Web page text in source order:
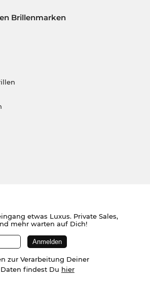
Brillenmarken
etwas Luxus. Private Sales,
mehr warten auf Dich!
zur Verarbeitung Deiner
findest Du hier